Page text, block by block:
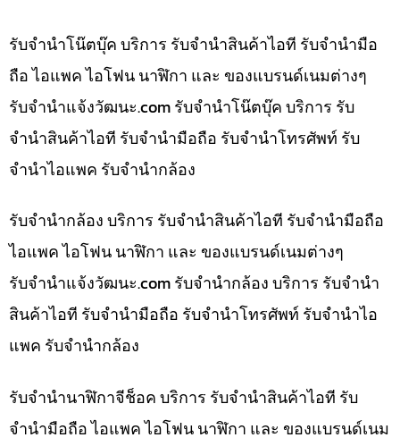
รับจำนำโน๊ตบุ๊ค บริการ รับจำนำสินค้าไอที รับจำนำมือ
ถือ ไอแพค ไอโฟน นาฬิกา และ ของแบรนด์เนมต่างๆ
รับจํานําแจ้งวัฒนะ.com รับจำนำโน๊ตบุ๊ค บริการ รับ
จำนำสินค้าไอที รับจำนำมือถือ รับจำนำโทรศัพท์ รับ
จำนำไอแพค รับจำนำกล้อง
รับจำนำกล้อง บริการ รับจำนำสินค้าไอที รับจำนำมือถือ
ไอแพค ไอโฟน นาฬิกา และ ของแบรนด์เนมต่างๆ
รับจํานําแจ้งวัฒนะ.com รับจำนำกล้อง บริการ รับจำนำ
สินค้าไอที รับจำนำมือถือ รับจำนำโทรศัพท์ รับจำนำไอ
แพค รับจำนำกล้อง
รับจำนำนาฬิกาจีช็อค บริการ รับจำนำสินค้าไอที รับ
จำนำมือถือ ไอแพค ไอโฟน นาฬิกา และ ของแบรนด์เนม